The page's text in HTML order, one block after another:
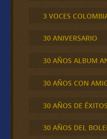
3 VOCES
30 ANIVERSARIO
30 AÑOS ALBUM
30 AÑOS CON
30 AÑOS DE ÉXITOS
30 AÑOS DEL